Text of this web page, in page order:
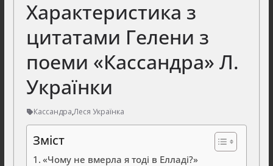
Характеристика з
цитатами Гелени з
поеми «Кассандра» Л.
Українки
Кассандра,Леся Українка
Зміст
«Чому не вмерла я тоді в Елладі?»